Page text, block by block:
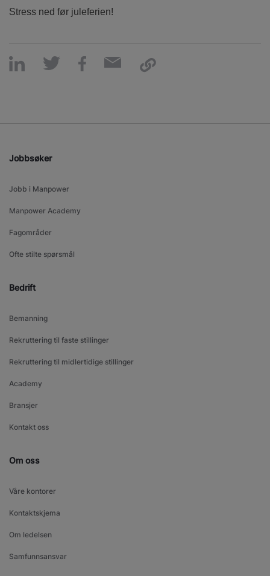
Stress ned før juleferien!
Jobbsøker
Jobb i Manpower
Manpower Academy
Fagområder
Ofte stilte spørsmål
Bedrift
Bemanning
Rekruttering til faste stillinger
Rekruttering til midlertidige stillinger
Academy
Bransjer
Kontakt oss
Om oss
Våre kontorer
Kontaktskjema
Om ledelsen
Samfunnsansvar